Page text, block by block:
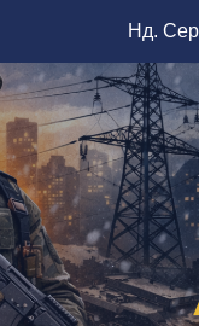
вмісту
Нд.